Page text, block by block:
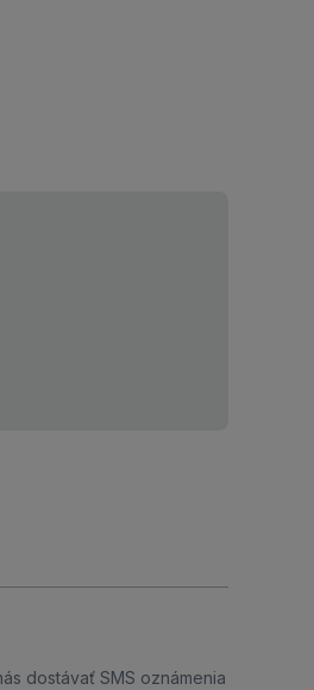
dostávať SMS oznámenia